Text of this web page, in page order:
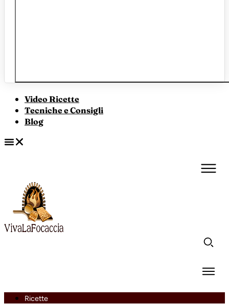
Video Ricette
Tecniche e Consigli
Blog
Ricette